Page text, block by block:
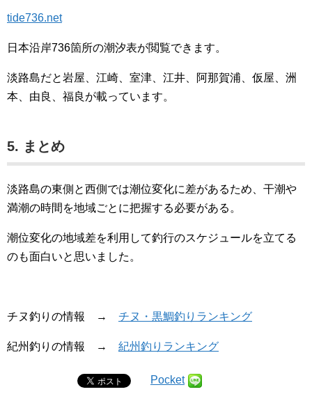
tide736.net
日本沿岸736箇所の潮汐表が閲覧できます。
淡路島だと岩屋、江崎、室津、江井、阿那賀浦、仮屋、洲
本、由良、福良が載っています。
5. まとめ
淡路島の東側と西側では潮位変化に差があるため、干潮や
満潮の時間を地域ごとに把握する必要がある。
潮位変化の地域差を利用して釣行のスケジュールを立てる
のも面白いと思いました。
チヌ釣りの情報 → チヌ・黒鯛釣りランキング
紀州釣りの情報 → 紀州釣りランキング
Pocket